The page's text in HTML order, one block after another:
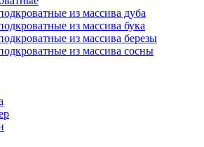
из массива дуба
из массива бука
из массива березы
из массива сосны